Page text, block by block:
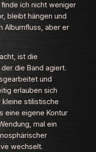
ich nicht weniger
bleibt hängen und
Albumfluss, aber er
ist die
die Band agiert.
und
erlauben sich
stilistische
eine eigene Kontur
mal ein
wechselt.